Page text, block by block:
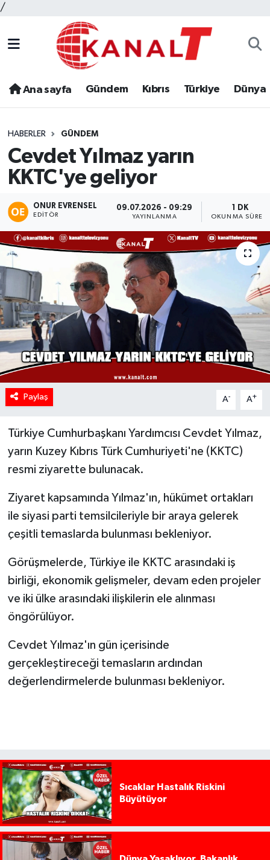
/
Ana sayfa Gündem Kıbrıs Türkiye Dünya
HABERLER GÜNDEM
Cevdet Yılmaz yarın
KKTC'ye geliyor
ONUR EVRENSEL
EDITÖR
09.07.2026 - 09:29
YAYINLANMA
1 DK
OKUNMA SÜRESI
Paylaş A- A+
Türkiye Cumhurbaşkanı Yardımcısı Cevdet Yılmaz,
yarın Kuzey Kıbrıs Türk Cumhuriyeti'ne (KKTC)
resmi ziyarette bulunacak.
Ziyaret kapsamında Yılmaz'ın, hükümet ortakları
ile siyasi parti temsilcileriyle bir araya gelerek
çeşitli temaslarda bulunması bekleniyor.
Görüşmelerde, Türkiye ile KKTC arasındaki iş
birliği, ekonomik gelişmeler, devam eden projeler
ve iki ülke arasındaki ilişkilerin ele alınması
öngörülüyor.
Cevdet Yılmaz'ın gün içerisinde
gerçekleştireceği temasların ardından
değerlendirmelerde bulunması bekleniyor.
Sıcaklar Hastalık Riskini
Büyütüyor